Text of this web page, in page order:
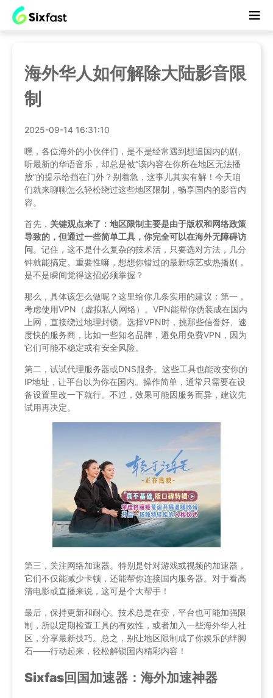
海外华人如何解除大陆影音限
制
2025-09-14 16:31:10
嘿，各位海外的小伙伴们，是不是经常遇到想追国内的剧、
听最新的华语音乐，却总是被“该内容在你所在地区无法播
放”的提示给挡在门外？别着急，这事儿其实有解！今天咱
们就来聊聊怎么轻松绕过这些地区限制，畅享国内的影音内
容。
首先， 关键观点来了：地区限制主要是由于版权和网络政策
导致的，但通过一些简单工具，你完全可以在海外无障碍访
问。记住，这不是什么复杂的技术活，只要选对方法，几分
钟就能搞定。重要性嘛，想想你错过的最新综艺或热播剧，
是不是瞬间觉得这招必须掌握？
那么，具体该怎么做呢？这里给你几条实用的建议：第一，
考虑使用VPN（虚拟私人网络）。VPN能帮你伪装成在国内
上网，直接绕过地理封锁。选择VPN时，挑那些信誉好、速
度快的服务商，比如一些知名品牌，避免用免费VPN，因为
它们可能不稳定或有安全风险。
第二，试试代理服务器或DNS服务。这些工具也能改变你的
IP地址，让平台以为你在国内。操作简单，通常只需要在设
备设置里改一下就行。不过，效果可能因服务而异，建议先
试用再决定。
第三，关注网络加速器。特别是针对游戏或视频的加速器，
它们不仅能减少卡顿，还能帮你连接国内服务器。对于看高
清电影或直播来说，这可是个大帮手！
最后，保持更新和耐心。技术总是在变，平台也可能加强限
制，所以定期检查工具的有效性，或者加入一些海外华人社
区，分享最新技巧。总之，别让地区限制成了你娱乐的绊脚
石——行动起来，轻松解锁国内精彩内容！
Sixfas回国加速器：海外加速神器